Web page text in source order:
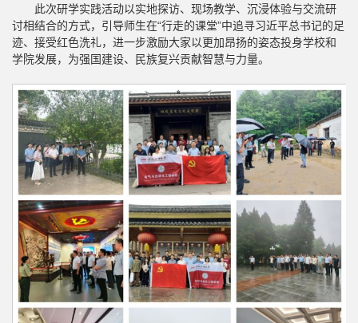
此次研学实践活动以实地探访、现场教学、沉浸体验与交流研
讨相结合的方式，引导师生在“行走的课堂”中追寻习近平总书记的足
迹、接受红色洗礼，进一步激励大家以更加昂扬的姿态投身学校和
学院发展，为强国建设、民族复兴贡献智慧与力量。